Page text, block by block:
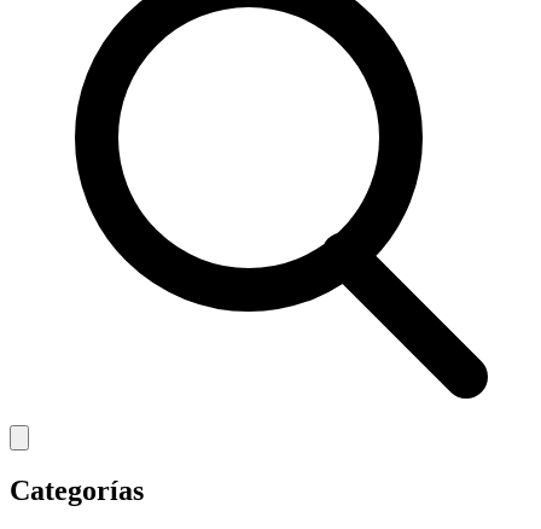
Categorías